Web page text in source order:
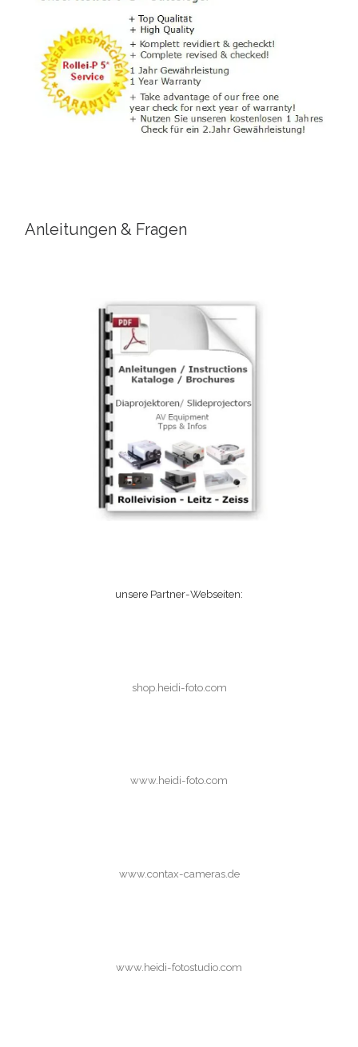
Anleitungen & Fragen
unsere Partner-Webseiten:
shop.heidi-foto.com
www.heidi-foto.com
www.contax-cameras.de
www.heidi-fotostudio.com